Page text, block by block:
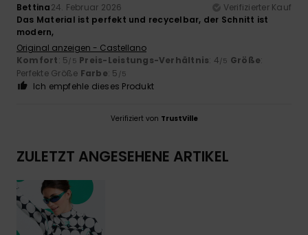
Bettina24. Februar 2026
Verifizierter Kauf
Das Material ist perfekt und recycelbar, der Schnitt ist
modern,
Original anzeigen - Castellano
Komfort: 5/5 Preis-Leistungs-Verhältnis: 4/5 Größe:
Perfekte Größe Farbe: 5 /5
Ich empfehle dieses Produkt
Verifiziert von TrustVille
ZULETZT ANGESEHENE ARTIKEL